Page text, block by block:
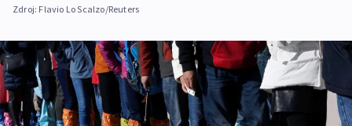
Zdroj: Flavio Lo Scalzo/Reuters